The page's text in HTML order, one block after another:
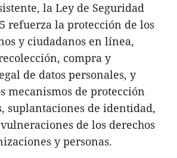
la Ley de Seguridad
refuerza la protección de los
y ciudadanos en línea,
compra y
de datos personales, y
mecanismos de protección
suplantaciones de identidad,
de los derechos
y personas.